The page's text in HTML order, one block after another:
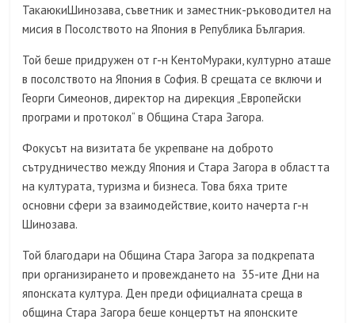
ТакаюкиШинозава, съветник и заместник-ръководител на
мисия в Посолството на Япония в Република България.
Той беше придружен от г-н КентоМураки, културно аташе
в посолството на Япония в София. В срещата се включи и
Георги Симеонов, директор на дирекция „Европейски
програми и протокол“ в Община Стара Загора.
Фокусът на визитата бе укрепване на доброто
сътрудничество между Япония и Стара Загора в областта
на културата, туризма и бизнеса. Това бяха трите
основни сфери за взаимодействие, които начерта г-н
Шинозава.
Той благодари на Община Стара Загора за подкрепата
при организирането и провеждането на 35-ите Дни на
японската култура. Ден преди официалната среща в
община Стара Загора беше концертът на японските